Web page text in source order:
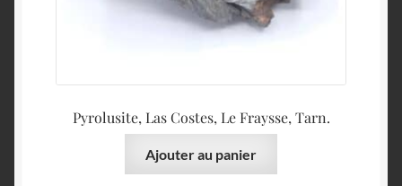
Pyrolusite, Las Costes, Le Fraysse, Tarn.
Ajouter au panier